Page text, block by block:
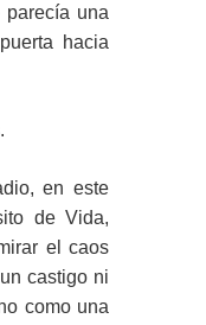
parecía una
hacia
en este
de Vida,
el caos
castigo ni
como una